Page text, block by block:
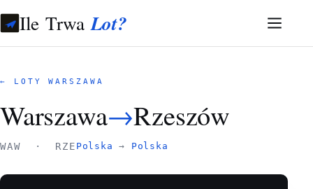
Ile TrwaLot?
← LOTY WARSZAWA
Warszawa→Rzeszów
WAW · RZE Polska → Polska